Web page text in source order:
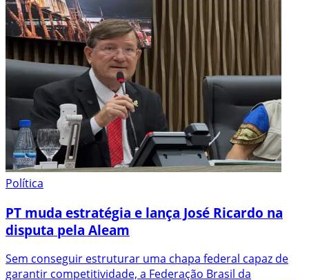
Política
PT muda estratégia e lança José Ricardo na
disputa pela Aleam
Sem conseguir estruturar uma chapa federal capaz de
garantir competitividade, a Federação Brasil da